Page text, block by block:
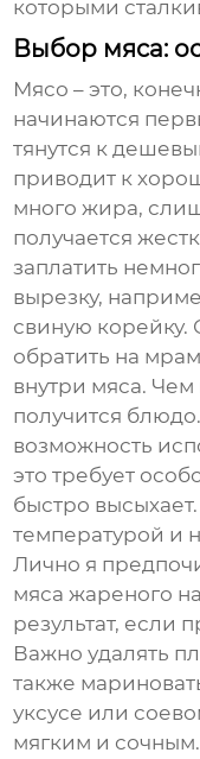
которыми
Выбор мяса:
Мясо – это,
начинаются
тянутся к
приводит к
много жира,
получается
заплатить
вырезку,
свиную корейку.
обратить на
внутри мяса.
получится
возможность
это требует
быстро
температурой и
Лично я
мяса жареного
результат, если
Важно удалять
также
уксусе или
мягким и